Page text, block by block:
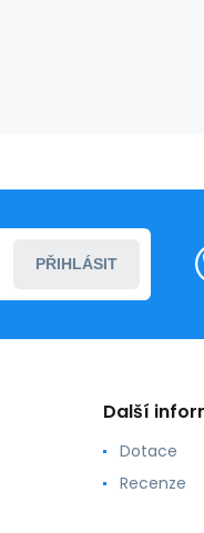
PŘIHLÁSIT
Další
Dotace
Recenze